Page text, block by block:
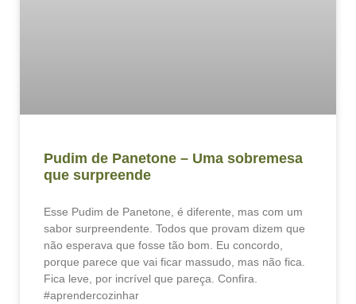
Pudim de Panetone – Uma sobremesa
que surpreende
Esse Pudim de Panetone, é diferente, mas com um
sabor surpreendente. Todos que provam dizem que
não esperava que fosse tão bom. Eu concordo,
porque parece que vai ficar massudo, mas não fica.
Fica leve, por incrível que pareça. Confira.
#aprendercozinhar